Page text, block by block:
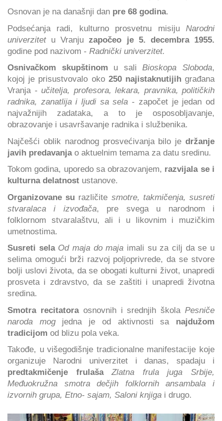
Osnovan je na današnji dan pre 68 godina.
Podsećanja radi, kulturno prosvetnu misiju Narodni
univerzitetu Vranju započeo je 5. decembra 1955.
godine pod nazivom - Radnički univerzitet.
Osnivačkom skupštinom u saliBioskopa Sloboda,
kojoj je prisustvovalo oko250 najistaknutijihgrađana
Vranja - učitelja, profesora, lekara, pravnika, političkih
radnika, zanatlija i ljudi sa sela - započet je jedan od
najvažnijih zadataka, a to je osposobljavanje,
obrazovanje i usavršavanje radnika i službenika.
Najčešći oblik narodnog prosvećivanja bilo je držanje
javih predavanjao aktuelnim temama za datu sredinu.
Tokom godina, uporedo sa obrazovanjem, razvijala se i
kulturna delatnost ustanove.
Organizovane su različite smotre, takmičenja, susreti
stvaralaca i izvođača, pre svega u narodnom i
folklornom stvaralaštvu, ali i u likovnim i muzičkim
umetnostima.
Susreti sela Od maja do maja imali su za cilj da se u
selima omogući brži razvoj poljoprivrede, da se stvore
bolji uslovi života, da se obogati kulturni život, unapredi
prosveta i zdravstvo, da se zaštiti i unapredi životna
sredina.
Smotra recitatora osnovnih i srednjih škola Pesniče
naroda mogjedna je od aktivnosti sa najdužom
tradicijom od blizu pola veka.
Takođe, u višegodišnje tradicionalne manifestacije koje
organizuje Narodni univerzitet i danas, spadaju i
predtakmičenje frulaša
Zlatna frula juga Srbije,
Međuokružna smotra dečjih folklornih ansambala i
izvornih grupa, Etno- sajam, Saloni knjiga i drugo.